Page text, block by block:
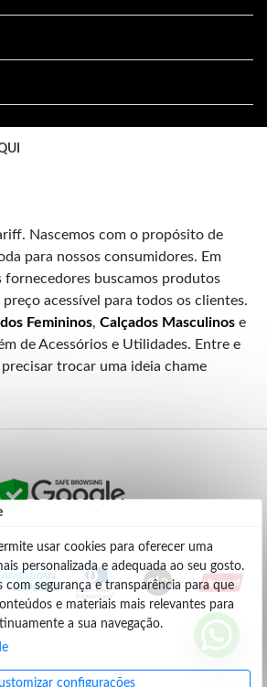
usar cookies para oferecer uma
personalizada e adequada ao seu gosto.
com segurança e transparência para que
e materiais mais relevantes para
a sua navegação.
configurações
Nascemos com o propósito de
para nossos consumidores. Em
fornecedores buscamos produtos
acessível para todos os clientes.
Femininos, Calçados Masculinos e
de Acessórios e Utilidades. Entre e
trocar uma ideia chame